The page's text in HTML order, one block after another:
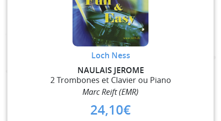
Loch Ness
NAULAIS JEROME
2 Trombones et Clavier ou Piano
Marc Reift (EMR)
24,10€